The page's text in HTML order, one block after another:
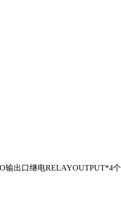
输出口继电RELAYOUTPUT*4个